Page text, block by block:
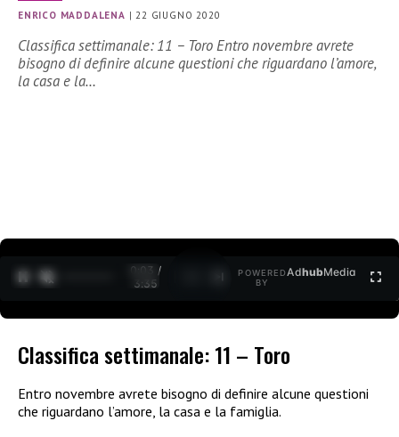
ENRICO MADDALENA |22 GIUGNO 2020
Classifica settimanale: 11 – Toro Entro novembre avrete
bisogno di definire alcune questioni che riguardano l’amore,
la casa e la…
0:03 /
3:35
POWERED
BY
AdhubMedia
Classifica settimanale: 11 – Toro
Entro novembre avrete bisogno di definire alcune questioni
che riguardano l’amore, la casa e la famiglia.